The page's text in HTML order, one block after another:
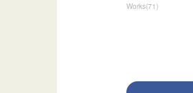
Works(71)